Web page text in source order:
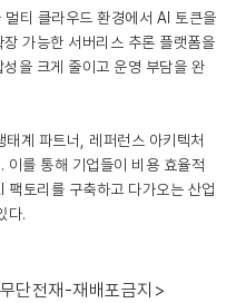
티 클라우드 환경에서 AI 토큰을
가능한 서버리스 추론 플랫폼을
을 크게 줄이고 운영 부담을 완
계 파트너, 레퍼런스 아키텍처
이를 통해 기업들이 비용 효율적
팩토리를 구축하고 다가오는 산업
다.
단전재-재배포금지>